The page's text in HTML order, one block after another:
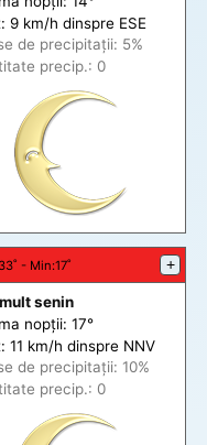
9 km/h dinspre ESE
de precipitații: 5%
precip.: 0
- Min:17˚ +
senin
nopții: 17°
11 km/h dinspre NNV
de precipitații: 10%
precip.: 0